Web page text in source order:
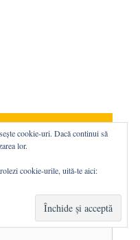
cookie-uri. Dacă continui să
lor.
cookie-urile, uită-te aici: